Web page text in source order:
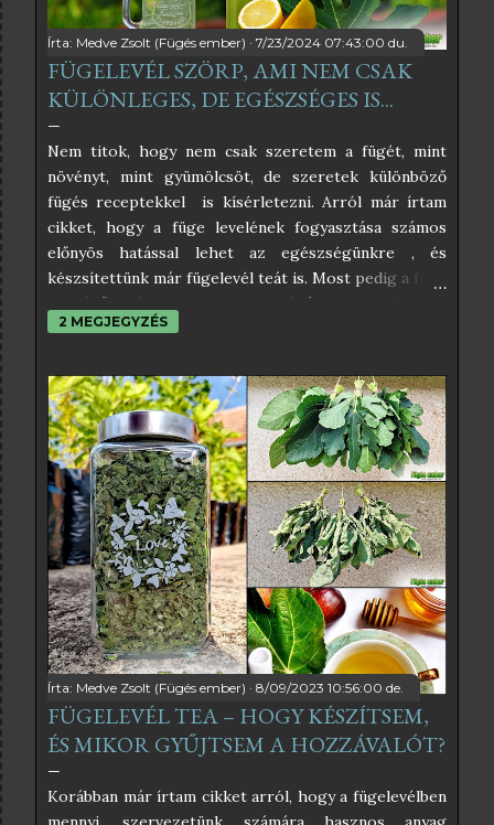
Írta: Medve Zsolt (Fügés ember) 7/23/2024 07:43:00 du.
FÜGELEVÉL SZÖRP, AMI NEM CSAK
KÜLÖNLEGES, DE EGÉSZSÉGES IS...
Nem titok, hogy nem csak szeretem a fügét, mint
növényt, mint gyümölcsöt, de szeretek különböző
fügés receptekkel is kísérletezni. Arról már írtam
cikket, hogy a füge levelének fogyasztása számos
előnyös hatással lehet az egészségünkre , és
készsítettünk már fügelevél teát is. Most pedig a füge
leveléből készült szörpöt próbáltam ki, és úgy
éreztem, nektek is be kell, hogy mutassam. Az
találni, amelyek közül némelyikben egészen
elképesztő hozzávalók is vannak, amelyektől éppen
hogy csak pont egészséges nem lesz. Én az
egyszerűségben hiszek, és abban, hogy a befőzés
szabályait betartva nincs szükség tartósítószerekre
sem, ezért az én receptem teljesen egyszerű. Ha
pedig a kristálycukrot helyettesítjük valamilyen
édesítőszerrel, akkor még inkább egészséges lesz a
végeredmény. A fügelevélből főzött szörpnek
kimondottan különleges íze van, ami vagy ízleni fog,
vagy nem. Nekem nagyon ízlik, kimondottan frissítő
hideg szódával, szó...
2 MEGJEGYZÉS
Írta: Medve Zsolt (Fügés ember) 8/09/2023 10:56:00 de.
FÜGELEVÉL TEA – HOGY KÉSZÍTSEM,
ÉS MIKOR GYŰJTSEM A HOZZÁVALÓT?
Korábban már írtam cikket arról, hogy a fügelevélben